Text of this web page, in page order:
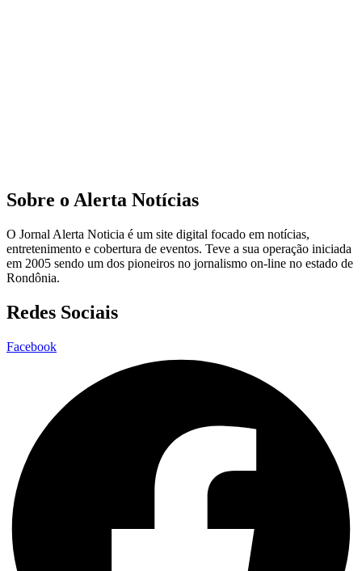
Sobre o Alerta Notícias
O Jornal Alerta Noticia é um site digital focado em notícias,
entretenimento e cobertura de eventos. Teve a sua operação iniciada
em 2005 sendo um dos pioneiros no jornalismo on-line no estado de
Rondônia.
Redes Sociais
Facebook